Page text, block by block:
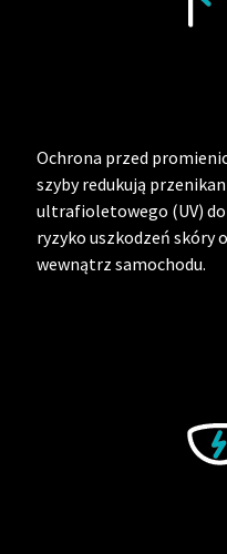
Ochrona przed
szyby redukują
ultrafioletowego (UV)
ryzyko uszkodzeń skóry
wewnątrz samochodu.